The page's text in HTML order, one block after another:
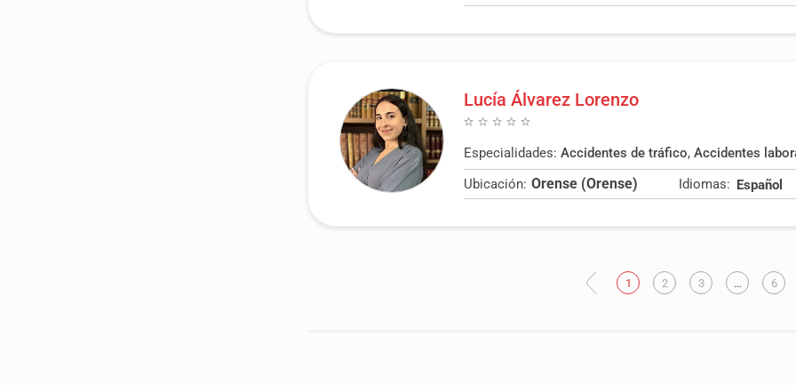
Lucía Álvarez Lorenzo
Especialidades: Accidentes de tráfico, Accidentes
Ubicación: Orense (Orense) Idiomas: Español
Anterior 1 2 3 … 6